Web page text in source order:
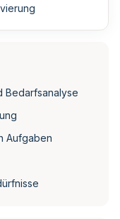
Bedarfsanalyse
Aufgaben